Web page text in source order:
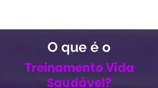
O que é o
Treinamento Vida
Saudável?